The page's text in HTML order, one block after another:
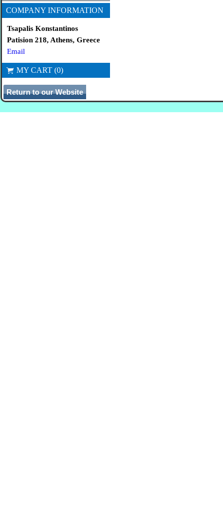
COMPANY INFORMATION
Tsapalis Konstantinos
Patision 218, Athens, Greece
Email
MY CART (0)